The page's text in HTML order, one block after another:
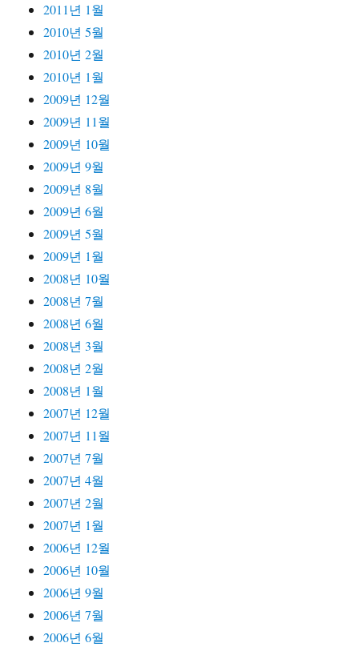
2011년 1월
2010년 5월
2010년 2월
2010년 1월
2009년 12월
2009년 11월
2009년 10월
2009년 9월
2009년 8월
2009년 6월
2009년 5월
2009년 1월
2008년 10월
2008년 7월
2008년 6월
2008년 3월
2008년 2월
2008년 1월
2007년 12월
2007년 11월
2007년 7월
2007년 4월
2007년 2월
2007년 1월
2006년 12월
2006년 10월
2006년 9월
2006년 7월
2006년 6월